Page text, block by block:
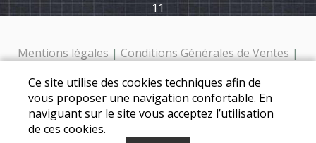
11
Mentions légales | Conditions Générales de Ventes |
Ferme Dollinger - 39 rue de la république - 67720 Hoerdt -
Tél. : 03 88 51 79 20
Ce site utilise des cookies techniques afin de
vous proposer une navigation confortable. En
naviguant sur le site vous acceptez l’utilisation
de ces cookies.